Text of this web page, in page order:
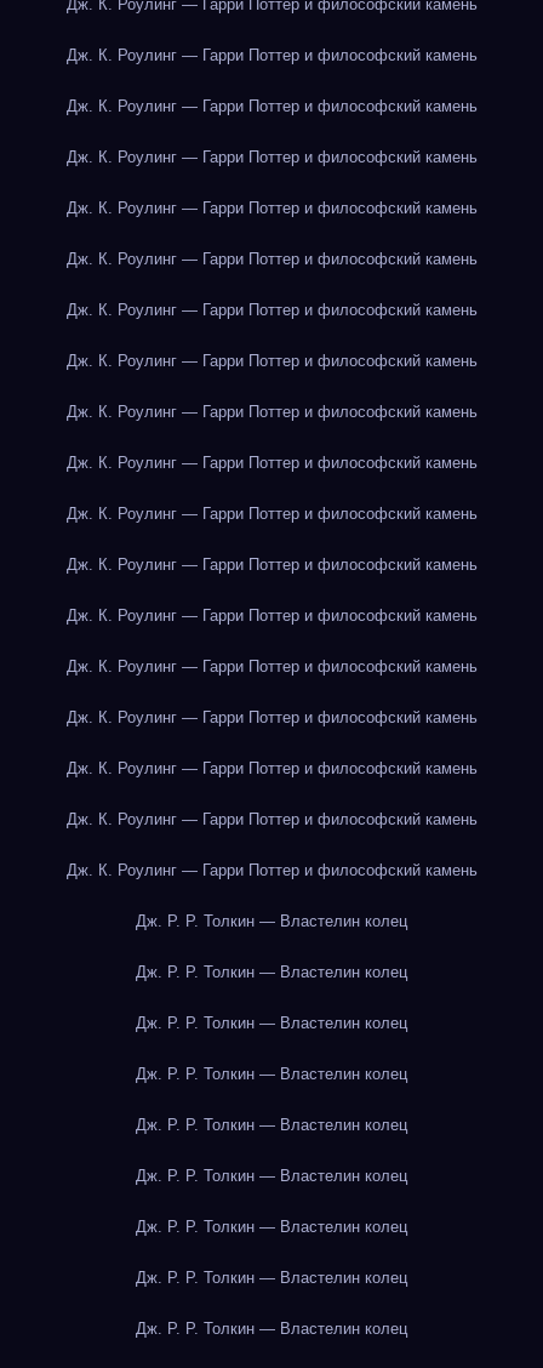
Дж. К. Роулинг — Гарри Поттер и философский камень
Дж. К. Роулинг — Гарри Поттер и философский камень
Дж. К. Роулинг — Гарри Поттер и философский камень
Дж. К. Роулинг — Гарри Поттер и философский камень
Дж. К. Роулинг — Гарри Поттер и философский камень
Дж. К. Роулинг — Гарри Поттер и философский камень
Дж. К. Роулинг — Гарри Поттер и философский камень
Дж. К. Роулинг — Гарри Поттер и философский камень
Дж. К. Роулинг — Гарри Поттер и философский камень
Дж. К. Роулинг — Гарри Поттер и философский камень
Дж. К. Роулинг — Гарри Поттер и философский камень
Дж. К. Роулинг — Гарри Поттер и философский камень
Дж. К. Роулинг — Гарри Поттер и философский камень
Дж. К. Роулинг — Гарри Поттер и философский камень
Дж. К. Роулинг — Гарри Поттер и философский камень
Дж. К. Роулинг — Гарри Поттер и философский камень
Дж. К. Роулинг — Гарри Поттер и философский камень
Дж. К. Роулинг — Гарри Поттер и философский камень
Дж. Р. Р. Толкин — Властелин колец
Дж. Р. Р. Толкин — Властелин колец
Дж. Р. Р. Толкин — Властелин колец
Дж. Р. Р. Толкин — Властелин колец
Дж. Р. Р. Толкин — Властелин колец
Дж. Р. Р. Толкин — Властелин колец
Дж. Р. Р. Толкин — Властелин колец
Дж. Р. Р. Толкин — Властелин колец
Дж. Р. Р. Толкин — Властелин колец